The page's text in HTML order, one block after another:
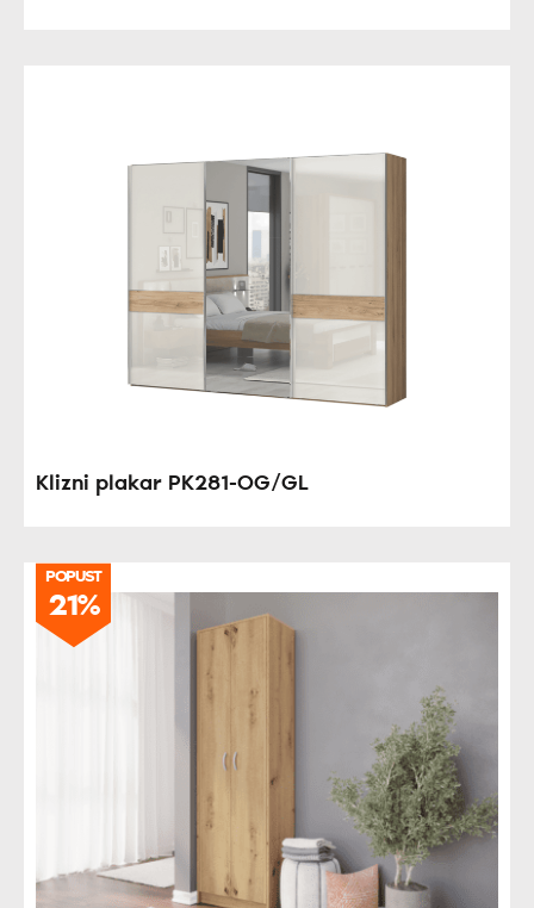
Klizni plakar PK281-OG/GL
POPUST
21%